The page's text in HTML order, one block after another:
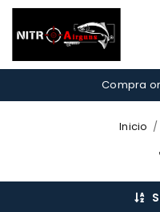
Compra
Inicio /